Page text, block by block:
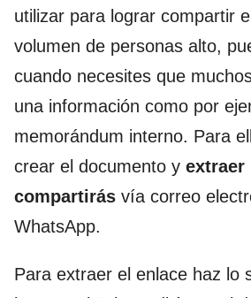
utilizar para lograr compartir
volumen de personas alto,
cuando necesites que
una información como por
memorándum interno. Para
crear el documento y extraer
compartirás vía correo
WhatsApp.
Para extraer el enlace haz lo